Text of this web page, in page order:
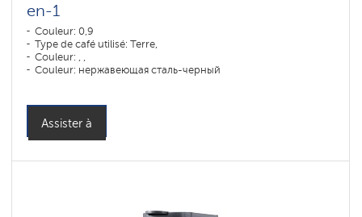
en-1
Couleur: 0,9
Type de café utilisé: Terre,
Couleur: , ,
Couleur: нержавеющая сталь-черный
Assister à